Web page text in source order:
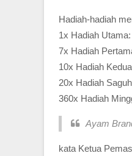
Hadiah-hadiah
1x Hadiah
7x Hadiah
10x Hadiah
20x Hadiah
360x Hadiah
Ayam
kata Ketua